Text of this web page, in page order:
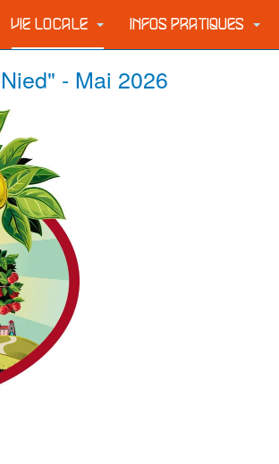
VIE LOCALE INFOS PRATIQUES
- Mai 2026